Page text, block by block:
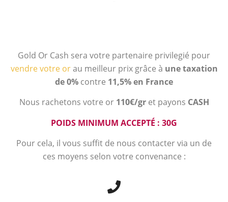
Gold Or Cash sera votre partenaire privilegié pour
vendre votre orau meilleur prix grâce à une taxation
de 0% contre 11,5% en France
Nous rachetons votre or 110€/gr et payons CASH
POIDS MINIMUM ACCEPTÉ : 30G
Pour cela, il vous suffit de nous contacter via un de
ces moyens selon votre convenance :